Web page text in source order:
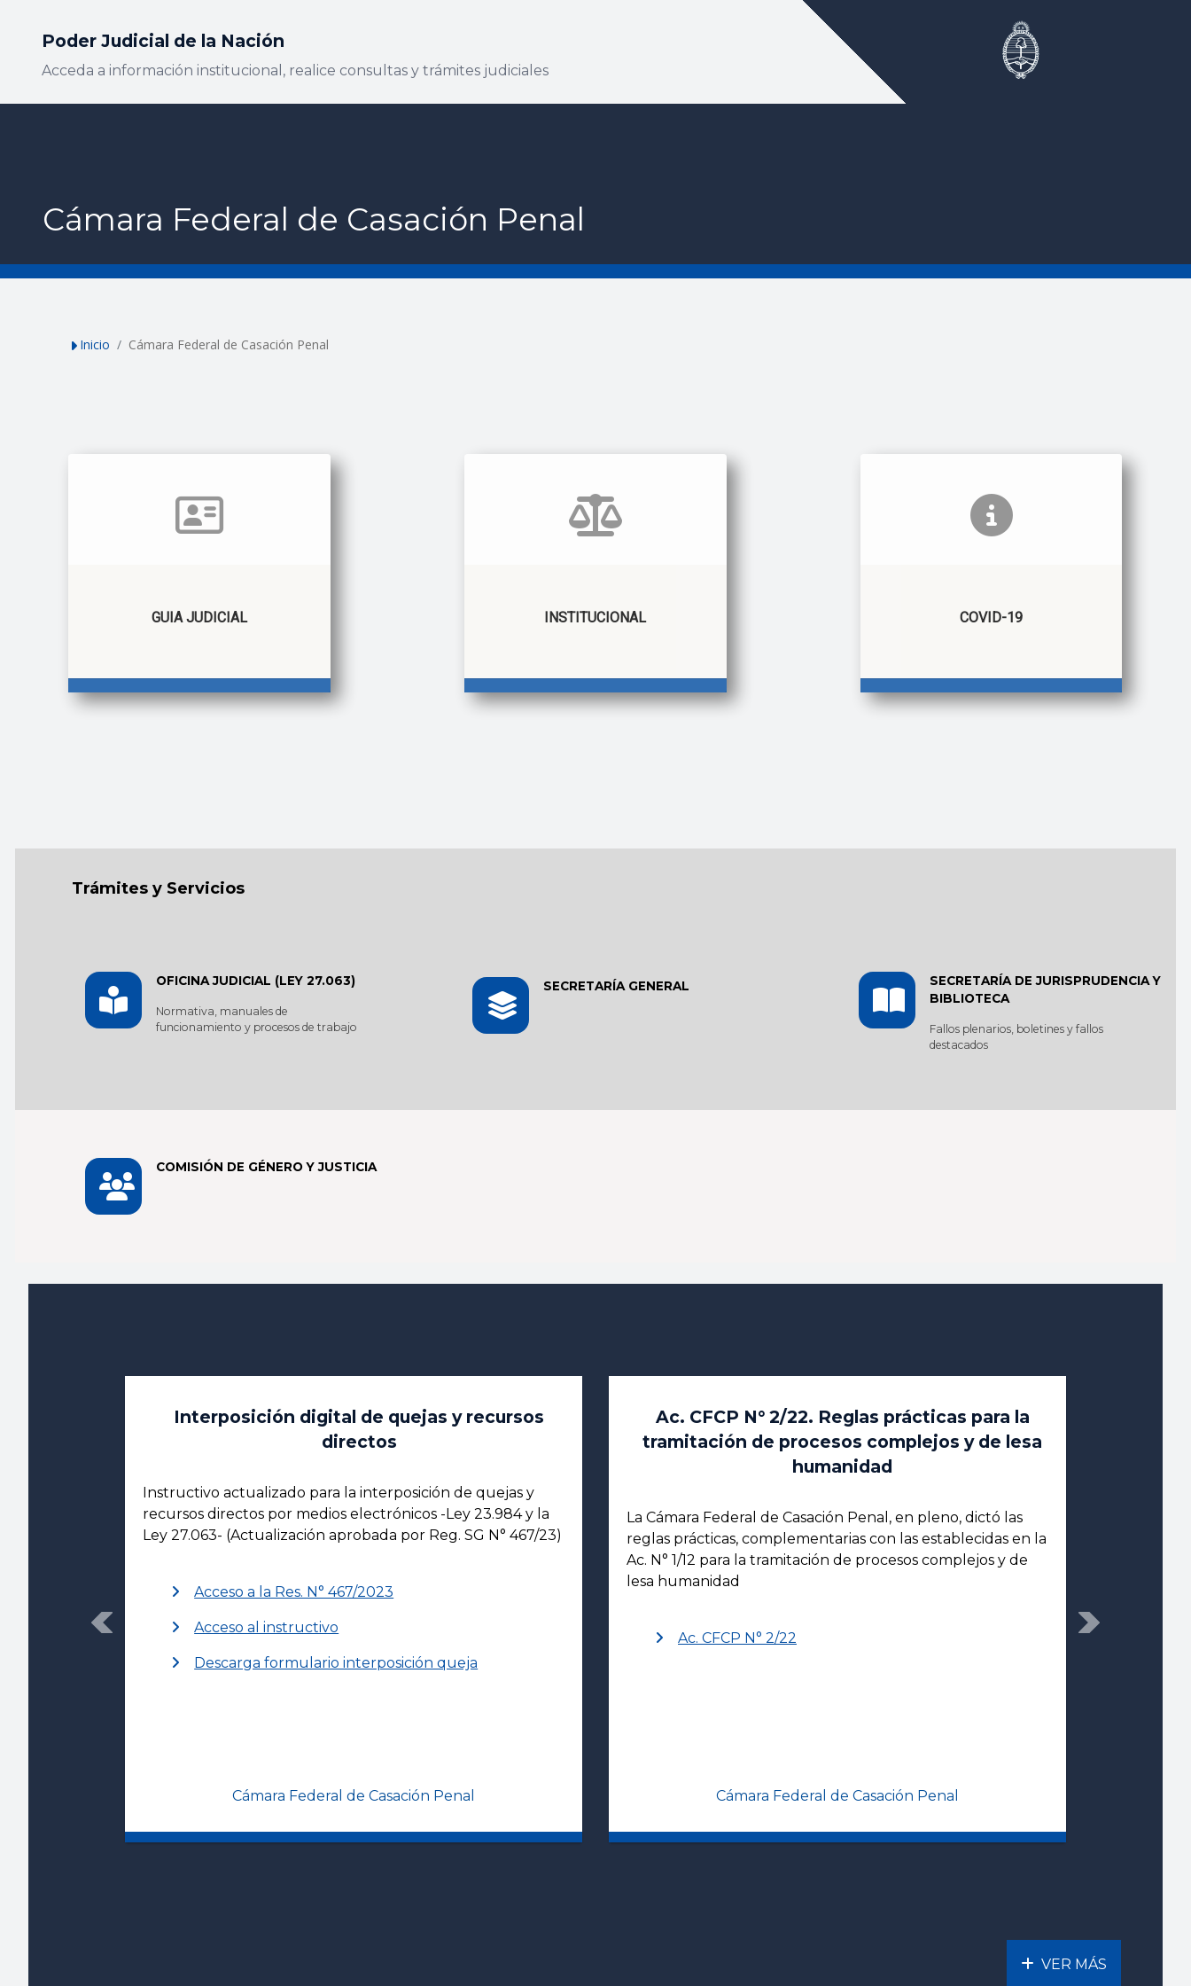
Poder Judicial de la Nación
Acceda a información institucional, realice consultas y trámites judiciales
Cámara Federal de Casación Penal
Inicio Cámara Federal de Casación Penal
GUIA JUDICIAL INSTITUCIONAL COVID-19
Trámites y Servicios
OFICINA JUDICIAL (LEY 27.063)
Normativa, manuales de
funcionamiento y procesos de trabajo
SECRETARÍA GENERAL
SECRETARÍA DE JURISPRUDENCIA Y
BIBLIOTECA
Fallos plenarios, boletines y fallos
destacados
COMISIÓN DE GÉNERO Y JUSTICIA
Interposición digital de quejas y recursos
directos
Instructivo actualizado para la interposición de quejas y
recursos directos por medios electrónicos -Ley 23.984 y la
Ley 27.063- (Actualización aprobada por Reg. SG N° 467/23)
Acceso a la Res. N° 467/2023
Acceso al instructivo
Descarga formulario interposición queja
Cámara Federal de Casación Penal
Ac. CFCP N° 2/22. Reglas prácticas para la
tramitación de procesos complejos y de lesa
humanidad
La Cámara Federal de Casación Penal, en pleno, dictó las
reglas prácticas, complementarias con las establecidas en la
Ac. N° 1/12 para la tramitación de procesos complejos y de
lesa humanidad
Ac. CFCP N° 2/22
Cámara Federal de Casación Penal
Previous Next
VER MÁS